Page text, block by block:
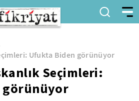
Ufukta Biden görünüyor
Seçimleri:
görünüyor